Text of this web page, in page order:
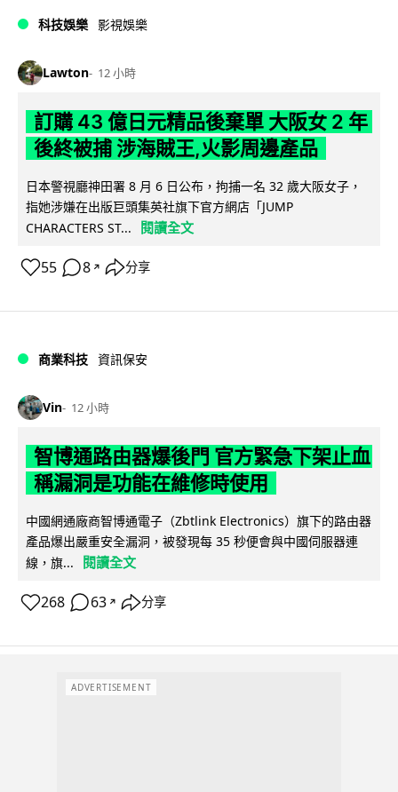
科技娛樂 影視娛樂
Lawton 12 小時
訂購 43 億日元精品後棄單 大阪女 2 年
後終被捕 涉海賊王,火影周邊產品
日本警視廳神田署 8 月 6 日公布，拘捕一名 32 歲大阪女子，
指她涉嫌在出版巨頭集英社旗下官方網店「JUMP
CHARACTERS ST...
閱讀全文
55 8 ↗ 分享
商業科技 資訊保安
Vin 12 小時
智博通路由器爆後門 官方緊急下架止血
稱漏洞是功能在維修時使用
中國網通廠商智博通電子（Zbtlink Electronics）旗下的路由器
產品爆出嚴重安全漏洞，被發現每 35 秒便會與中國伺服器連
線，旗...
閱讀全文
268 63 ↗ 分享
ADVERTISEMENT